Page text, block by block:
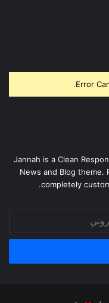
Error
Jannah is a Clean
News and Blog theme.
completely